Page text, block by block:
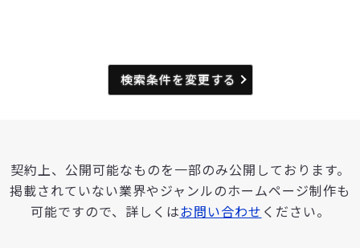
検索条件を変更する
契約上、公開可能なものを一部のみ公開しております。
掲載されていない業界やジャンルのホームページ制作も
可能ですので、詳しくはお問い合わせ ください。